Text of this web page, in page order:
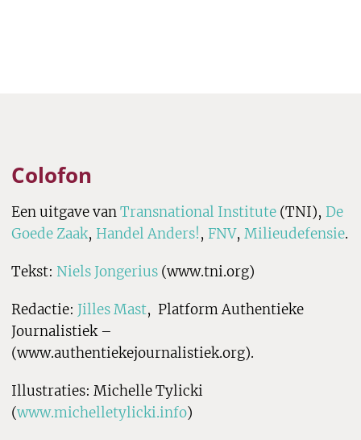
Colofon
Een uitgave vanTransnational Institute(TNI), De
Goede Zaak, Handel Anders!, FNV, Milieudefensie.
Tekst: Niels Jongerius(www.tni.org)
Redactie: Jilles Mast, Platform Authentieke
Journalistiek –
(www.authentiekejournalistiek.org).
Illustraties: Michelle Tylicki
(www.michelletylicki.info)